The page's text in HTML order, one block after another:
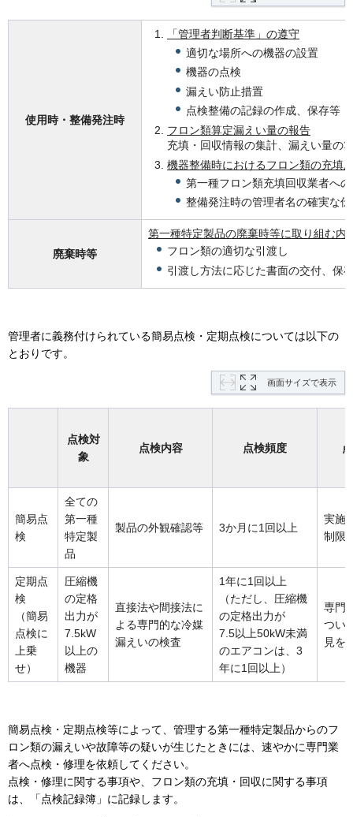
使用時・整備発注時
「管理者判断基準」の遵守
適切な場所への機器の設置
機器の点検
漏えい防止措置
点検整備の記録の作成、保存等
フロン類算定漏えい量の報告
充填・回収情報の集計、漏えい量の
機器整備時におけるフロン類の充填
第一種フロン類充填回収業者へ
整備発注時の管理者名の確実な
廃棄時等
第一種特定製品の廃棄時等に取り組む内
フロン類の適切な引渡し
引渡し方法に応じた書面の交付、保
管理者に義務付けられている簡易点検・定期点検については以下の
とおりです。
画面サイズで表示
点検対
象
点検内容 点検頻度
簡易点
検
全ての
第一種
特定製
品
製品の外観確認等 3か月に1回以上
実施
制限
定期点
検
（簡易
点検に
上乗
せ）
圧縮機
の定格
出力が
7.5kW
以上の
機器
直接法や間接法に
よる専門的な冷媒
漏えいの検査
1年に1回以上
（ただし、圧縮機
の定格出力が
7.5以上50kW未満
のエアコンは、3
年に1回以上）
専門
つい
見を
簡易点検・定期点検等によって、管理する第一種特定製品からのフ
ロン類の漏えいや故障等の疑いが生じたときには、速やかに専門業
者へ点検・修理を依頼してください。
点検・修理に関する事項や、フロン類の充填・回収に関する事項
は、「点検記録簿」に記録します。